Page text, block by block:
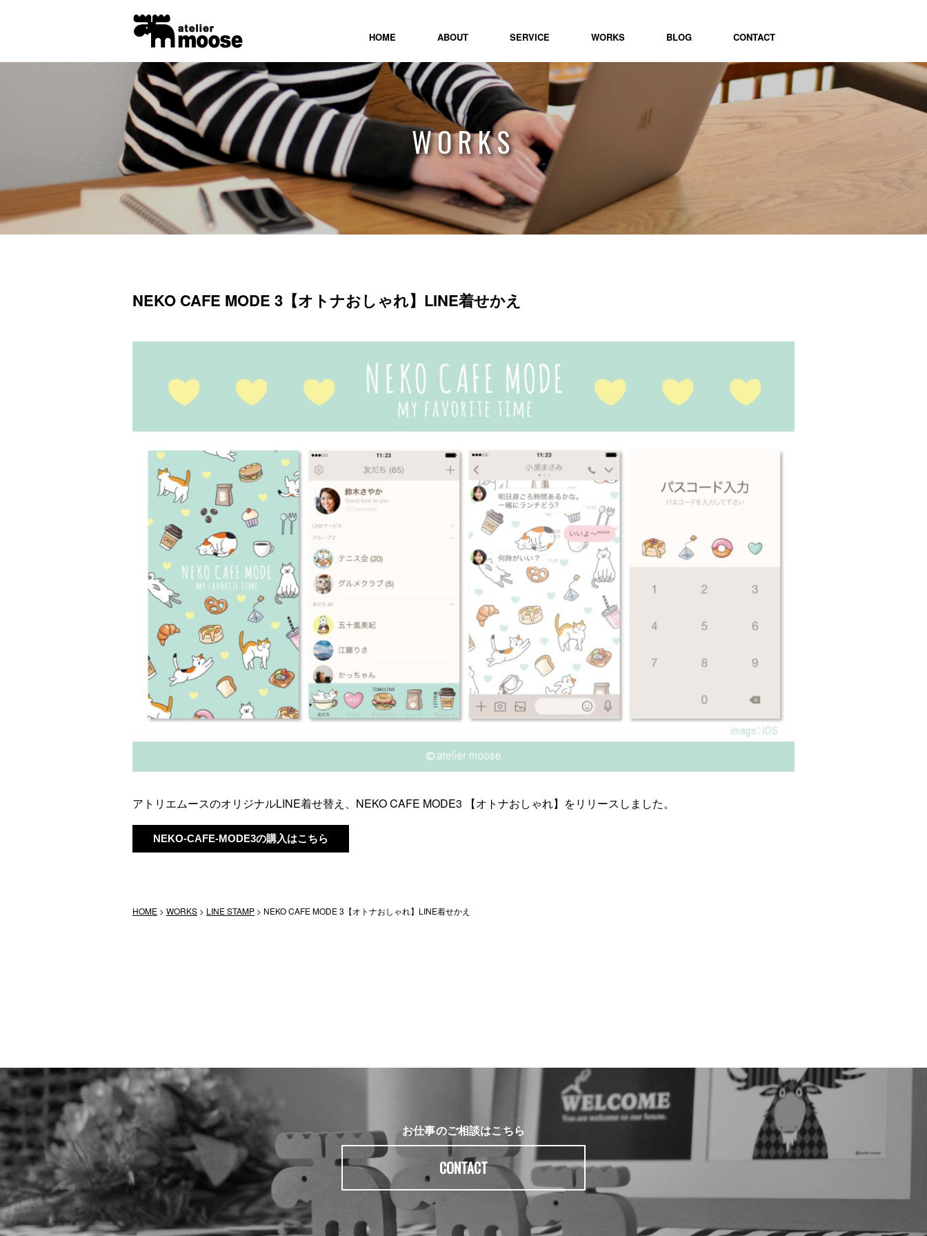
HOME ABOUT SERVICE WORKS BLOG CONTACT
WORKS
NEKO CAFE MODE 3【オトナおしゃれ】LINE着せかえ
アトリエムースのオリジナルLINE着せ替え、NEKO CAFE MODE3 【オトナおしゃれ】をリリースしました。
NEKO-CAFE-MODE3の購入はこちら
HOME > WORKS > LINE STAMP > NEKO CAFE MODE 3【オトナおしゃれ】LINE着せかえ
お仕事のご相談はこちら
CONTACT